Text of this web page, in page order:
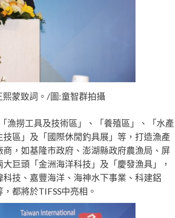
蒙致詞。/圖:童智群拍攝
漁撈工具及技術區」、「養殖區」、「水產
區」及「國際休閒釣具展」等，打造漁產
，如基隆市政府、澎湖縣政府農漁局、屏
巨頭「金洲海洋科技」及「慶發漁具」，
技、嘉豐海洋、海神水下事業、科建鋁
都將於TIFSS中亮相。